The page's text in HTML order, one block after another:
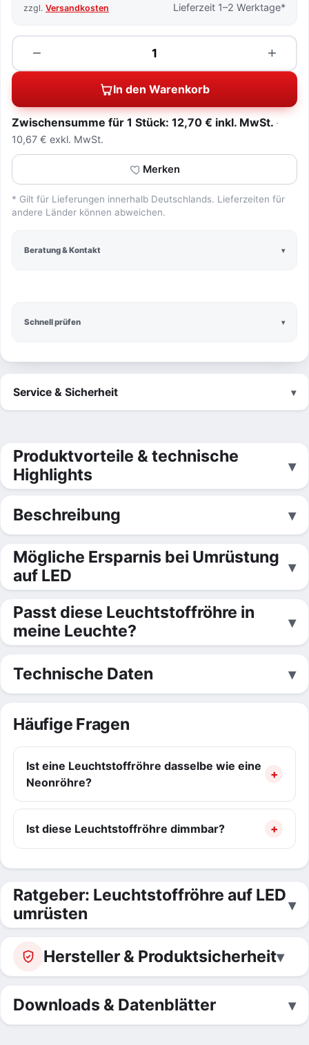
Schnell prüfen
zzgl. Versandkosten Lieferzeit 1–2 Werktage*
−
Menge +
In den Warenkorb
Zwischensumme für 1 Stück: 12,70 € inkl. MwSt.
10,67 € exkl. MwSt.
Merken
* Gilt für Lieferungen innerhalb Deutschlands. Lieferzeiten für
andere Länder können abweichen.
Beratung & Kontakt
Service & Sicherheit
Produktvorteile & technische
Highlights
Beschreibung
Mögliche Ersparnis bei Umrüstung
auf LED
Passt diese Leuchtstoffröhre in
meine Leuchte?
Technische Daten
Häufige Fragen
Ist eine Leuchtstoffröhre dasselbe wie eine
Neonröhre?
Ist diese Leuchtstoffröhre dimmbar?
Ratgeber: Leuchtstoffröhre auf LED
umrüsten
Hersteller & Produktsicherheit
Downloads & Datenblätter